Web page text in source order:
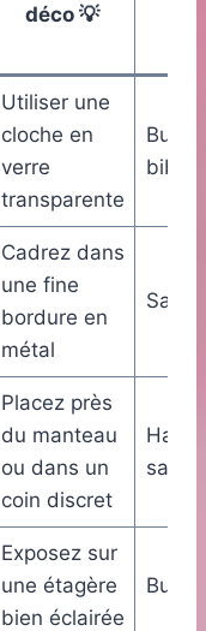
déco 💡
Utiliser une
cloche en
verre
transparente
Cadrez dans
une fine
bordure en
métal
Placez près
du manteau
ou dans un
coin discret
Hall
salon
Exposez sur
une étagère
bien éclairée